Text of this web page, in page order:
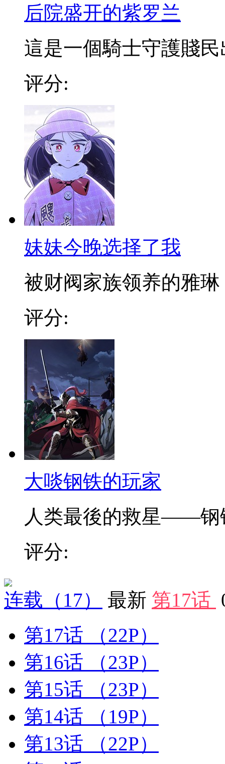
后院盛开的紫罗兰
這是一個騎士守護賤民
评分:
妹妹今晚选择了我
被财阀家族领养的雅琳
评分:
大啖钢铁的玩家
人类最後的救星——钢
评分:
连载 （17） 最新 第17话
第17话
（22P）
第16话
（23P）
第15话
（23P）
第14话
（19P）
第13话
（22P）